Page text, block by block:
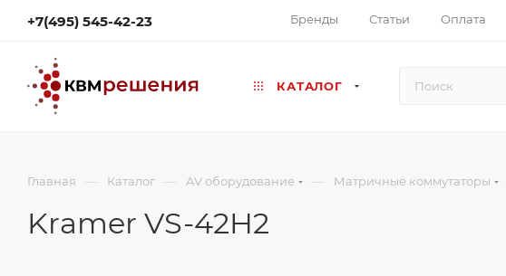
+7(495) 545-42-23 Бренды Статьи Оплата
КАТАЛОГ
Главная — Каталог — AV оборудование — Матричные коммутаторы
Kramer VS-42H2